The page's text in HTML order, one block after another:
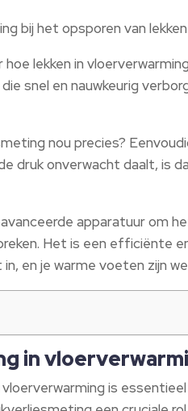
bij het opsporen van
lekken in
snel en nauwkeurig
nou precies?
druk onverwacht daalt, is
apparatuur om
Het is een efficiënte
en je warme voeten zijn
in
vloerverwarming is